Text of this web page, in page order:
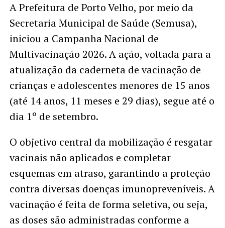
A Prefeitura de Porto Velho, por meio da
Secretaria Municipal de Saúde (Semusa),
iniciou a Campanha Nacional de
Multivacinação 2026. A ação, voltada para a
atualização da caderneta de vacinação de
crianças e adolescentes menores de 15 anos
(até 14 anos, 11 meses e 29 dias), segue até o
dia 1º de setembro.
O objetivo central da mobilização é resgatar
vacinais não aplicados e completar
esquemas em atraso, garantindo a proteção
contra diversas doenças imunopreveníveis. A
vacinação é feita de forma seletiva, ou seja,
as doses são administradas conforme a